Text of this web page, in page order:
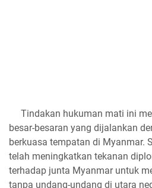
Tindakan hukuman mati ini
besar-besaran yang dijalankan
berkuasa tempatan di Myanmar.
telah meningkatkan tekanan
terhadap junta Myanmar untuk
tanpa undang-undang di utara